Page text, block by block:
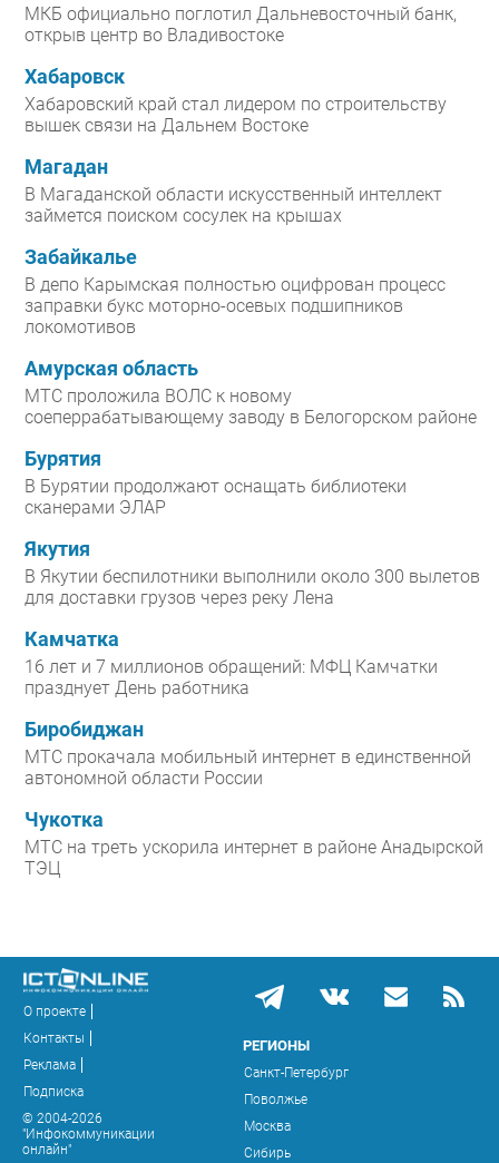
МКБ официально поглотил Дальневосточный банк,
открыв центр во Владивостоке
Хабаровск
Хабаровский край стал лидером по строительству
вышек связи на Дальнем Востоке
Магадан
В Магаданской области искусственный интеллект
займется поиском сосулек на крышах
Забайкалье
В депо Карымская полностью оцифрован процесс
заправки букс моторно-осевых подшипников
локомотивов
Амурская область
МТС проложила ВОЛС к новому
соеперрабатывающему заводу в Белогорском районе
Бурятия
В Бурятии продолжают оснащать библиотеки
сканерами ЭЛАР
Якутия
В Якутии беспилотники выполнили около 300 вылетов
для доставки грузов через реку Лена
Камчатка
16 лет и 7 миллионов обращений: МФЦ Камчатки
празднует День работника
Биробиджан
МТС прокачала мобильный интернет в единственной
автономной области России
Чукотка
МТС на треть ускорила интернет в районе Анадырской
ТЭЦ
О проекте
Контакты
Реклама
Подписка
© 2004-2026
"Инфокоммуникации
онлайн"
РЕГИОНЫ
Санкт-Петербург
Поволжье
Москва
Сибирь